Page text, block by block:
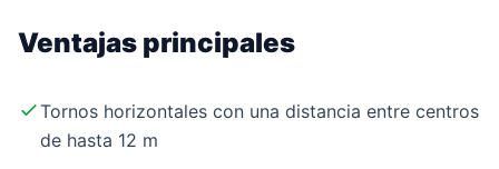
Ventajas principales
Tornos horizontales con una distancia entre centros
de hasta 12 m